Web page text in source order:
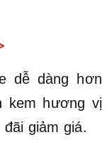
dễ dàng hơn
kem hương vị
giảm giá.